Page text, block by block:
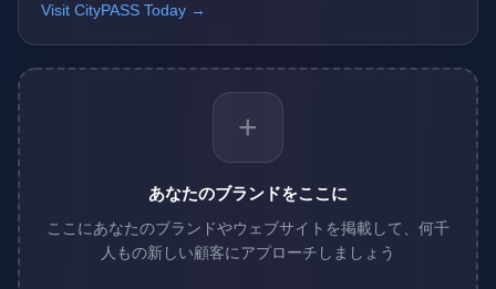
Visit CityPASS Today →
+
あなたのブランドをここに
ここにあなたのブランドやウェブサイトを掲載して、何千
人もの新しい顧客にアプローチしましょう